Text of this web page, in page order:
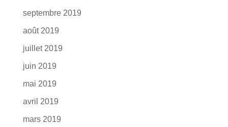
septembre 2019
août 2019
juillet 2019
juin 2019
mai 2019
avril 2019
mars 2019